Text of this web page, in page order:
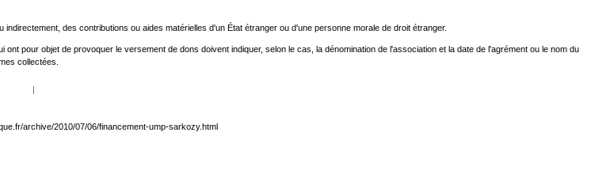
des contributions ou aides matérielles d'un État étranger ou d'une personne morale de droit étranger.
pour objet de provoquer le versement de dons doivent indiquer, selon le cas, la dénomination de l'association et la date de l'agrément ou le nom du
collectées.
|
archive/2010/07/06/financement-ump-sarkozy.html